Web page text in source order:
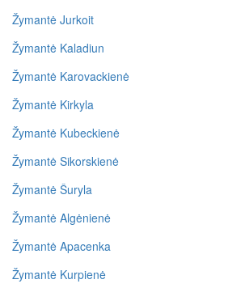
Žymantė Jurkoit
Žymantė Kaladiun
Žymantė Karovackienė
Žymantė Kirkyla
Žymantė Kubeckienė
Žymantė Sikorskienė
Žymantė Šuryla
Žymantė Algėnienė
Žymantė Apacenka
Žymantė Kurpienė